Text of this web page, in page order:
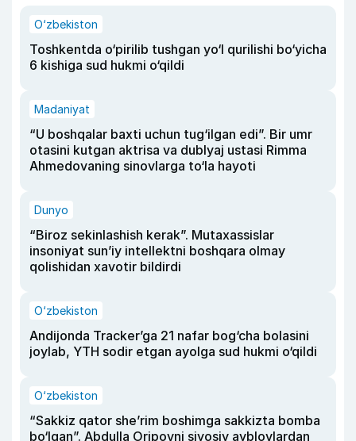
O‘zbekiston
Toshkentda o‘pirilib tushgan yo‘l qurilishi bo‘yicha
6 kishiga sud hukmi o‘qildi
Madaniyat
“U boshqalar baxti uchun tug‘ilgan edi”. Bir umr
otasini kutgan aktrisa va dublyaj ustasi Rimma
Ahmedovaning sinovlarga to‘la hayoti
Dunyo
“Biroz sekinlashish kerak”. Mutaxassislar
insoniyat sun’iy intellektni boshqara olmay
qolishidan xavotir bildirdi
O‘zbekiston
Andijonda Tracker’ga 21 nafar bog‘cha bolasini
joylab, YTH sodir etgan ayolga sud hukmi o‘qildi
O‘zbekiston
“Sakkiz qator she’rim boshimga sakkizta bomba
bo‘lgan”. Abdulla Oripovni siyosiy ayblovlardan